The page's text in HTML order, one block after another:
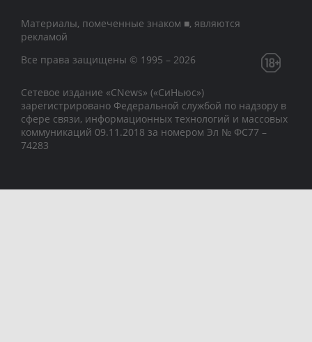
Материалы, помеченные знаком ■, являются
рекламой
Все права защищены © 1995 – 2026
Сетевое издание «CNews» («СиНьюс»)
зарегистрировано Федеральной службой по надзору в
сфере связи, информационных технологий и массовых
коммуникаций 09.11.2018 за номером Эл № ФС77 –
74283